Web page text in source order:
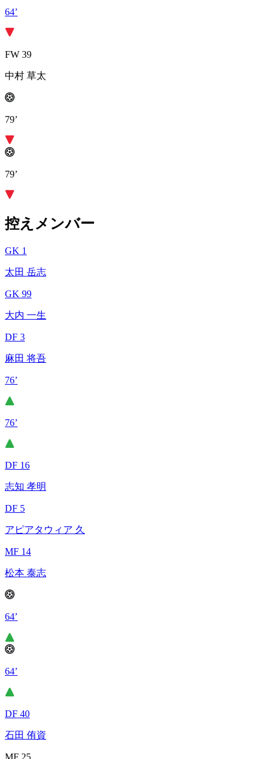
64’
FW 39
中村 草太
79’
79’
控えメンバー
GK 1
太田 岳志
GK 99
大内 一生
DF 3
麻田 将吾
76’
76’
DF 16
志知 孝明
DF 5
アピアタウィア 久
MF 14
松本 泰志
64’
64’
DF 40
石田 侑資
MF 25